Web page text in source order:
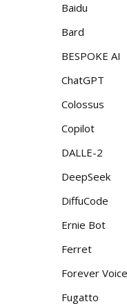
Baidu
Bard
BESPOKE AI
ChatGPT
Colossus
Copilot
DALLE-2
DeepSeek
DiffuCode
Ernie Bot
Ferret
Forever
Fugatto